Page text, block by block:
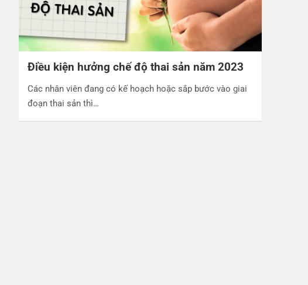
Điều kiện hưởng chế độ thai sản năm 2023
Các nhân viên đang có kế hoạch hoặc sắp bước vào giai
đoạn thai sản thì…